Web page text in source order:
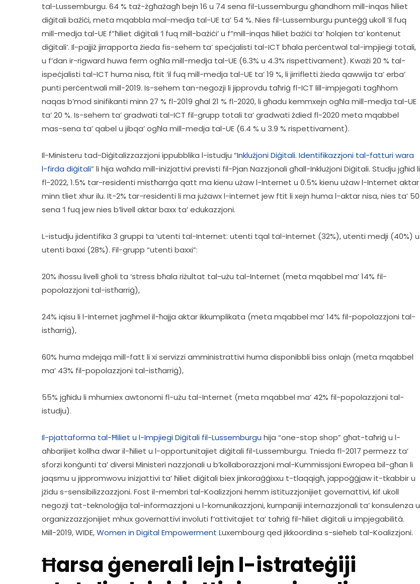
tal-Lussemburgu. 64 % taż-żgħażagħ bejn 16 u 74 sena fil-Lussemburgu għandhom mill-inqas ħiliet
diġitali bażiċi, meta mqabbla mal-medja tal-UE ta’ 54 %. Nies fil-Lussemburgu punteġġ ukoll ‘il fuq
mill-medja tal-UE f”ħiliet diġitali ‘l fuq mill-bażiċi’ u f”mill-inqas ħiliet bażiċi ta’ ħolqien ta’ kontenut
diġitali’. Il-pajjiż jirrapporta żieda fis-sehem ta’ speċjalisti tal-ICT bħala perċentwal tal-impjiegi totali,
u f’dan ir-rigward huwa ferm ogħla mill-medja tal-UE (6.3% u 4.3% rispettivament). Kważi 20 % tal-
ispeċjalisti tal-ICT huma nisa, ftit ‘il fuq mill-medja tal-UE ta’ 19 %, li jirrifletti żieda qawwija ta’ erba’
punti perċentwali mill-2019. Is-sehem tan-negozji li jipprovdu taħriġ fl-ICT lill-impjegati tagħhom
naqas b’mod sinifikanti minn 27 % fl-2019 għal 21 % fl-2020, li għadu kemmxejn ogħla mill-medja tal-UE
ta’ 20 %. Is-sehem ta’ gradwati tal-ICT fil-grupp totali ta’ gradwati żdied fl-2020 meta mqabbel
mas-sena ta’ qabel u jibqa’ ogħla mill-medja tal-UE (6.4 % u 3.9 % rispettivament).
Il-Ministeru tad-Diġitalizzazzjoni ippubblika l-istudju “Inklużjoni Diġitali. Identifikazzjoni tal-fatturi wara
l-firda diġitali” li hija waħda mill-inizjattivi previsti fil-Pjan Nazzjonali għall-Inklużjoni Diġitali. Studju jgħid li
fl-2022, 1.5% tar-residenti mistħarrġa qatt ma kienu użaw l-Internet u 0.5% kienu użaw l-Internet aktar
minn tliet xhur ilu. It-2% tar-residenti li ma jużawx l-internet jew ftit li xejn huma l-aktar nisa, nies ta’ 50
sena ‘l fuq jew nies b’livell aktar baxx ta’ edukazzjoni.
L-istudju jidentifika 3 gruppi ta ‘utenti tal-Internet: utenti tqal tal-Internet (32%), utenti medji (40%) u
utenti baxxi (28%). Fil-grupp “utenti baxxi”:
20% iħossu livell għoli ta ‘stress bħala riżultat tal-użu tal-Internet (meta mqabbel ma’ 14% fil-
popolazzjoni tal-istħarriġ),
24% iqisu li l-Internet jagħmel il-ħajja aktar ikkumplikata (meta mqabbel ma’ 14% fil-popolazzjoni tal-
istħarriġ),
60% huma mdejqa mill-fatt li xi servizzi amministrattivi huma disponibbli biss onlajn (meta mqabbel
ma’ 43% fil-popolazzjoni tal-istħarriġ),
55% jgħidu li mhumiex awtonomi fl-użu tal-Internet (meta mqabbel ma’ 42% fil-popolazzjoni tal-
istudju).
Il-pjattaforma tal-Ħiliet u l-Impjiegi Diġitali fil-Lussemburgu hija “one-stop shop” għat-taħriġ u l-
aħbarijiet kollha dwar il-ħiliet u l-opportunitajiet diġitali fil-Lussemburgu. Tnieda fl-2017 permezz ta’
sforzi konġunti ta’ diversi Ministeri nazzjonali u b’kollaborazzjoni mal-Kummissjoni Ewropea bil-għan li
jaqsmu u jippromwovu inizjattivi ta’ ħiliet diġitali biex jinkoraġġixxu t-tlaqqigħ, jappoġġjaw it-tkabbir u
jżidu s-sensibilizzazzjoni. Fost il-membri tal-Koalizzjoni hemm istituzzjonijiet governattivi, kif ukoll
negozji tat-teknoloġija tal-informazzjoni u l-komunikazzjoni, kumpaniji internazzjonali ta’ konsulenza u
organizzazzjonijiet mhux governattivi involuti f’attivitajiet ta’ taħriġ fil-ħiliet diġitali u impjegabilità.
Mill-2019, WIDE, Women in Digital Empowerment Luxembourg qed jikkoordina s-sieħeb tal-Koalizzjoni.
Ħarsa ġenerali lejn l-istrateġiji